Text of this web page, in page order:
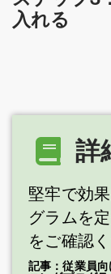
入れる
詳
堅牢で効
グラムを
をご確認く
記事：従業員